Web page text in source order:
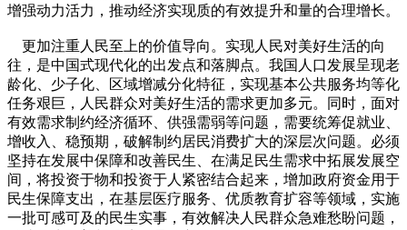
增强动力活力，推动经济实现质的有效提升和量的合理增长。
更加注重人民至上的价值导向。实现人民对美好生活的向
往，是中国式现代化的出发点和落脚点。我国人口发展呈现老
龄化、少子化、区域增减分化特征，实现基本公共服务均等化
任务艰巨，人民群众对美好生活的需求更加多元。同时，面对
有效需求制约经济循环、供强需弱等问题，需要统筹促就业、
增收入、稳预期，破解制约居民消费扩大的深层次问题。必须
坚持在发展中保障和改善民生、在满足民生需求中拓展发展空
间，将投资于物和投资于人紧密结合起来，增加政府资金用于
民生保障支出，在基层医疗服务、优质教育扩容等领域，实施
一批可感可及的民生实事，有效解决人民群众急难愁盼问题，